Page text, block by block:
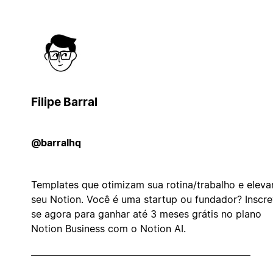
Filipe Barral
@barralhq
Templates que otimizam sua rotina/trabalho e
seu Notion. Você é uma startup ou fundador?
se agora para ganhar até 3 meses grátis no plano
Notion Business com o Notion AI.